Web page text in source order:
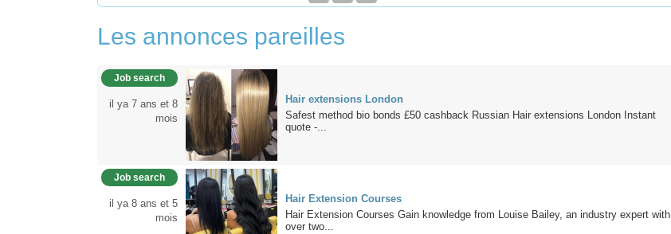
Les annonces pareilles
Job search
il ya 7 ans et 8
mois
Hair extensions London
Safest method bio bonds £50 cashback Russian Hair extensions London Instant
quote -...
Job search
il ya 8 ans et 5
mois
Hair Extension Courses
Hair Extension Courses Gain knowledge from Louise Bailey, an industry expert with
over two...